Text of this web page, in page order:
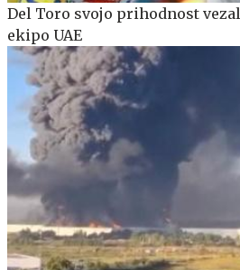
Del Toro svojo prihodnost
ekipo UAE